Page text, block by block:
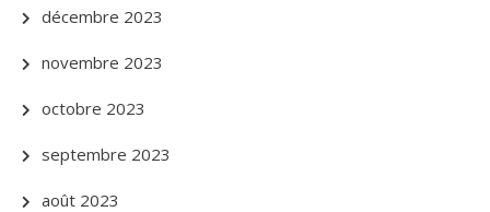
décembre 2023
novembre 2023
octobre 2023
septembre 2023
août 2023